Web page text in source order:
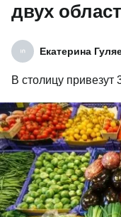
двух
Екатерина
В столицу привезут